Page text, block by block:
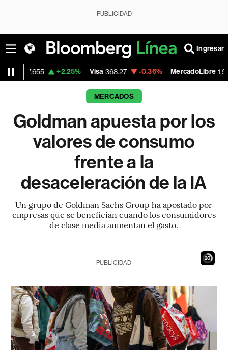
PUBLICIDAD
Ingresar
+2.25% Visa 368.27 -0.36% MercadoLibre 1,923.42
MERCADOS
Goldman apuesta por los
valores de consumo
frente a la
desaceleración de la IA
Un grupo de Goldman Sachs Group ha apostado por
empresas que se benefician cuando los consumidores
de clase media aumentan el gasto.
19
PUBLICIDAD